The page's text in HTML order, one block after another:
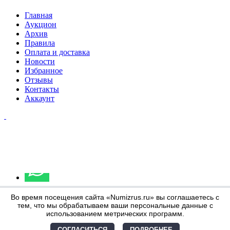
Главная
Аукцион
Архив
Правила
Оплата и доставка
Новости
Избранное
Отзывы
Контакты
Аккаунт
Во время посещения сайта «Numizrus.ru» вы соглашаетесь с
тем, что мы обрабатываем ваши персональные данные с
использованием метрических программ.